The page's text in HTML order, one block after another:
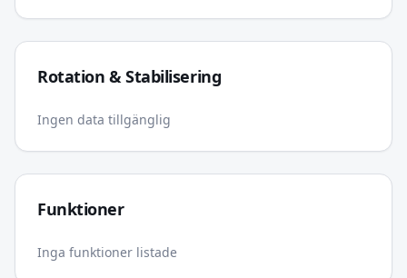
Rotation & Stabilisering
Ingen data tillgänglig
Funktioner
Inga funktioner listade